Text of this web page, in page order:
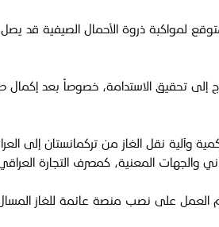
إلى تحقيق الاستدامة، خصوصاً بعد إكمال
وآلية نقل الغاز من تركمانستان إلى
والجهات المعنية، كمصرف التجارة
نسبة متقدمة في مجال استغلال وتأهيل حقول الغاز الوطني ووقف حرق الغاز المصاحب وصلت إلى 71% ، إذ يتم